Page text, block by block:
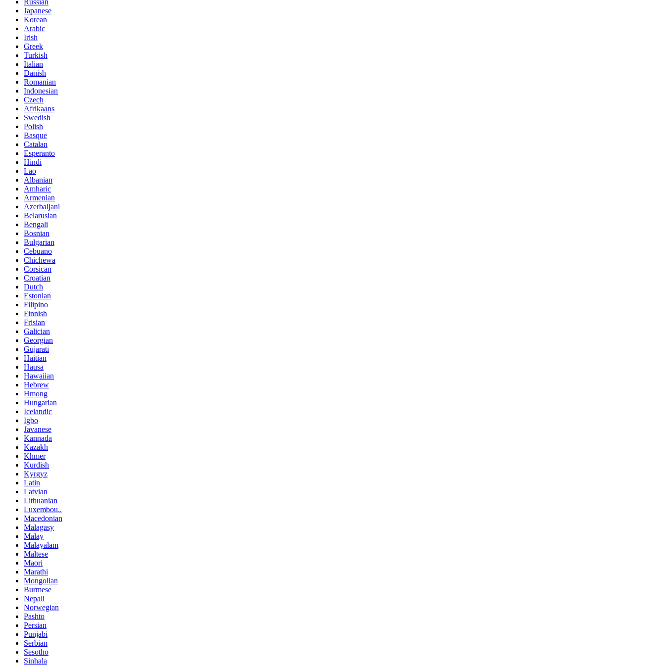
Russian
Japanese
Korean
Arabic
Irish
Greek
Turkish
Italian
Danish
Romanian
Indonesian
Czech
Afrikaans
Swedish
Polish
Basque
Catalan
Esperanto
Hindi
Lao
Albanian
Amharic
Armenian
Azerbaijani
Belarusian
Bengali
Bosnian
Bulgarian
Cebuano
Chichewa
Corsican
Croatian
Dutch
Estonian
Filipino
Finnish
Frisian
Galician
Georgian
Gujarati
Haitian
Hausa
Hawaiian
Hebrew
Hmong
Hungarian
Icelandic
Igbo
Javanese
Kannada
Kazakh
Khmer
Kurdish
Kyrgyz
Latin
Latvian
Lithuanian
Luxembou..
Macedonian
Malagasy
Malay
Malayalam
Maltese
Maori
Marathi
Mongolian
Burmese
Nepali
Norwegian
Pashto
Persian
Punjabi
Serbian
Sesotho
Sinhala